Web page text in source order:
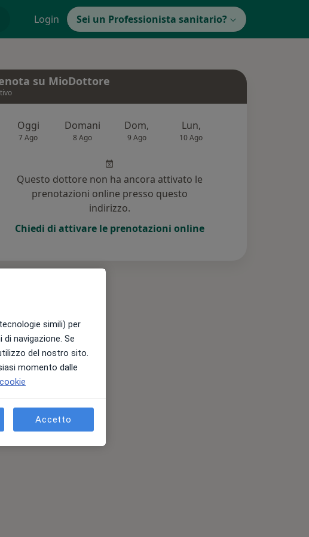
Login Sei un Professionista sanitario?
(1195)
su MioDottore
Oggi
7 Ago
Domani
8 Ago
Dom,
9 Ago
Lun,
10 Ago
Questo dottore non ha ancora attivato le
prenotazioni online presso questo
indirizzo.
Chiedi di attivare le prenotazioni online
simili) per
navigazione. Se
del nostro sito.
momento dalle
Accetto